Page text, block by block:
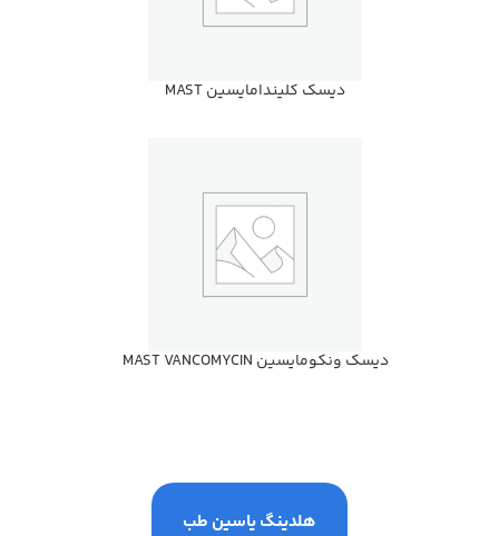
ديسك كليندامايسين MAST
ديسك ونكومايسين MAST VANCOMYCIN
هلدینگ یاسین طب